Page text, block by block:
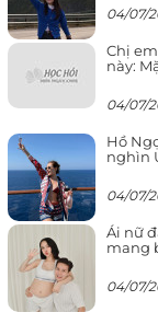
04/07/
Chị
này:
04/07/
Hồ
nghìn
04/07/
Ái nữ
mang
04/07/